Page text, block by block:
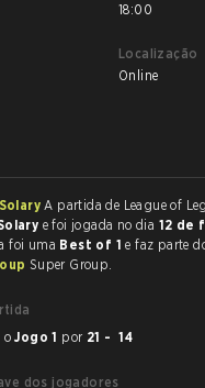
18:00
Localização
Online
SolaryA partida de League of
e foi jogada no dia 12 de
foi uma Best of 1e faz parte
Super Group.
oJogo 1 por 21 - 14
dos jogadores